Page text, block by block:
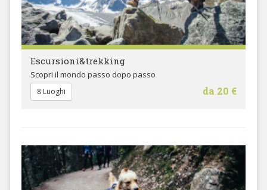
Escursioni&trekking
Scopri il mondo passo dopo passo
da 20 €
8 Luoghi